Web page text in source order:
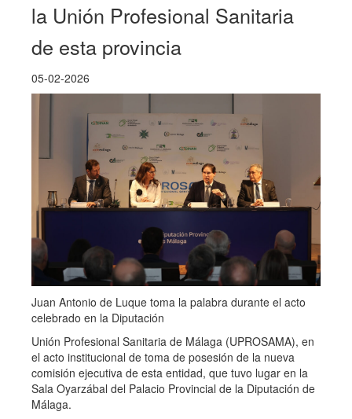
la Unión Profesional Sanitaria
de esta provincia
05-02-2026
Juan Antonio de Luque toma la palabra durante el acto
celebrado en la Diputación
Unión Profesional Sanitaria de Málaga (UPROSAMA), en
el acto institucional de toma de posesión de la nueva
comisión ejecutiva de esta entidad, que tuvo lugar en la
Sala Oyarzábal del Palacio Provincial de la Diputación de
Málaga.